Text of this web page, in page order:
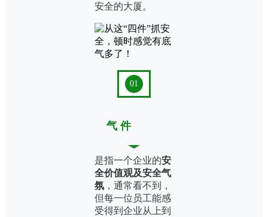
安全的大厦。
01
气 件
是指一个企业的安
全价值观及安全气
氛 ，通常看不到，
但每一位员工能感
受得到企业从上到